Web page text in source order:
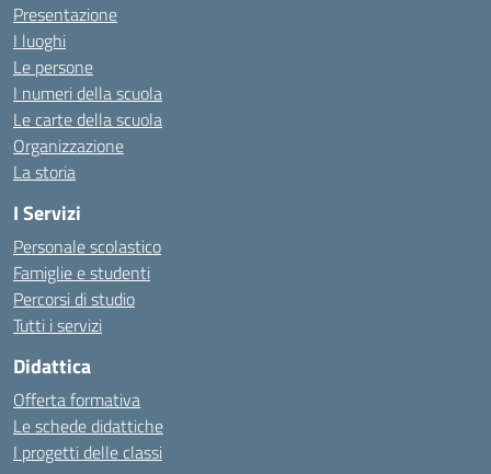
Presentazione
I luoghi
Le persone
I numeri della scuola
Le carte della scuola
Organizzazione
La storia
I Servizi
Personale scolastico
Famiglie e studenti
Percorsi di studio
Tutti i servizi
Didattica
Offerta formativa
Le schede didattiche
I progetti delle classi